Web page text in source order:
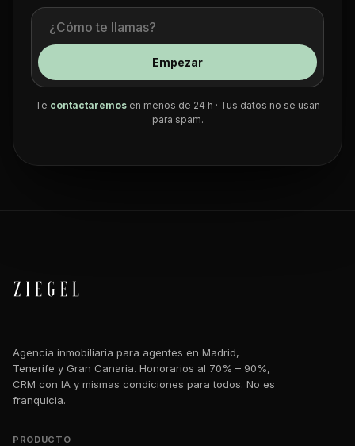
Empezar
Te contactaremos en menos de 24 h · Tus datos no se usan
para spam.
Agencia inmobiliaria para agentes en Madrid,
Tenerife y Gran Canaria. Honorarios al 70% – 90%,
CRM con IA y mismas condiciones para todos. No es
franquicia.
PRODUCTO